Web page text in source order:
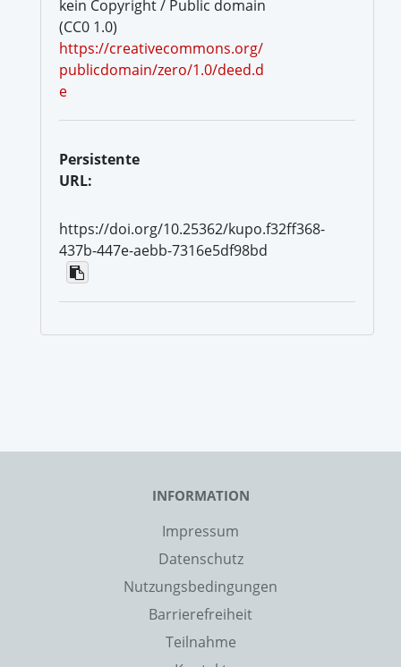
kein Copyright / Public domain
(CC0 1.0)
https://creativecommons.org/
publicdomain/zero/1.0/deed.d
e
Persistente
URL:
https://doi.org/10.25362/kupo.f32ff368-
437b-447e-aebb-7316e5df98bd
INFORMATION
Impressum
Datenschutz
Nutzungsbedingungen
Barrierefreiheit
Teilnahme